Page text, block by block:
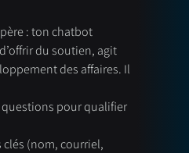
: ton chatbot
du soutien, agit
des affaires. Il
questions pour qualifier
clés (nom, courriel,